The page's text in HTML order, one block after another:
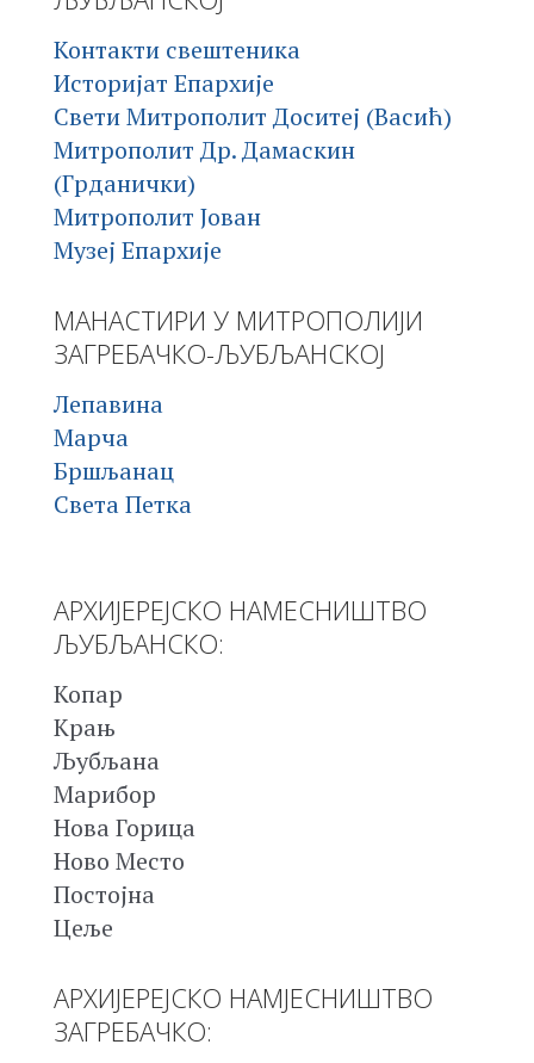
Контакти свештеника
Историјат Епархије
Свети Митрополит Доситеј (Васић)
Митрополит Др. Дамаскин
(Грданички)
Митрополит Јован
Музеј Епархије
МАНАСТИРИ У МИТРОПОЛИЈИ
ЗАГРЕБАЧКО-ЉУБЉАНСКОЈ
Лепавина
Марча
Бршљанац
Света Петка
АРХИЈЕРЕЈСКО НАМЕСНИШТВО
ЉУБЉАНСКО:
Копар
Крањ
Љубљана
Марибор
Нова Горица
Ново Место
Постојна
Цеље
АРХИЈЕРЕЈСКО НАМЈЕСНИШТВО
ЗАГРЕБАЧКО: